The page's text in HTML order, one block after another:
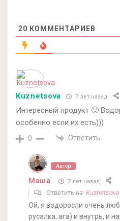
20 КОММЕНТАРИЕВ
Kuznetsova 7 лет назад
Интересный продукт 🙂
особенно если их есть)))
0 Ответить
Автор
Маша 7 лет назад
Ответить на Kuznetsova
Ой, я водоросли очень
русалка, ага) и внутрь, и